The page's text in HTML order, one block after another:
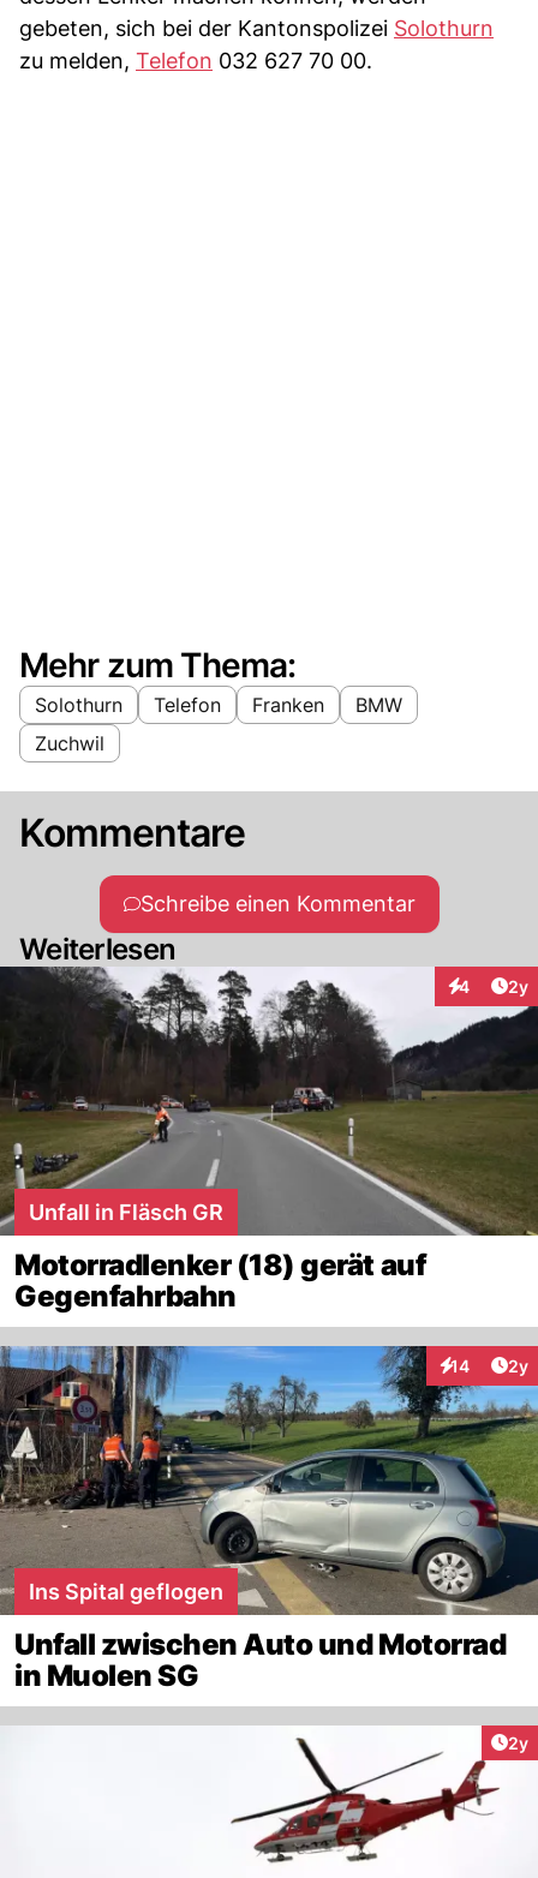
gebeten, sich bei der Kantonspolizei Solothurn
zu melden, Telefon 032 627 70 00.
Mehr zum Thema:
Solothurn Telefon Franken
BMW
Zuchwil
Kommentare
Schreibe einen Kommentar
Weiterlesen
4 2y
Unfall in Fläsch GR
Motorradlenker (18) gerät auf
Gegenfahrbahn
14 2y
Ins Spital geflogen
Unfall zwischen Auto und Motorrad
in Muolen SG
2y